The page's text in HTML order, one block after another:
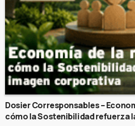
Dosier Corresponsables –
cómo la Sostenibilidad refuerza